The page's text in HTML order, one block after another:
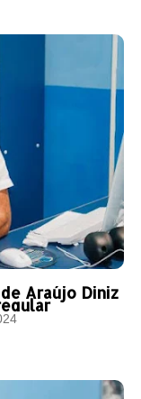
Araújo Diniz